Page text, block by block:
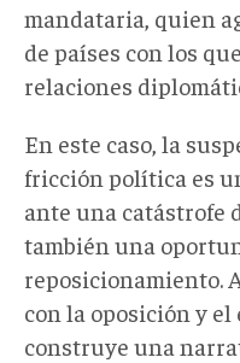
mandataria, quien
de países con los
relaciones
En este caso, la
fricción política es
ante una catástrofe
también una
reposicionamiento.
con la oposición y
construye una